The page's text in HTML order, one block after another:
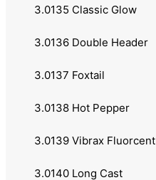
Handlekurv
Til kassen
3.0135 Classic Glow
3.0136 Double Header
3.0137 Foxtail
3.0138 Hot Pepper
3.0139 Vibrax Fluorcent
3.0140 Long Cast